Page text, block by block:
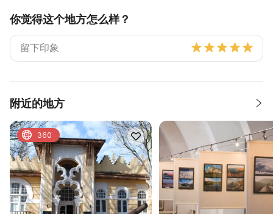
你觉得这个地方怎么样？
附近的地方
360